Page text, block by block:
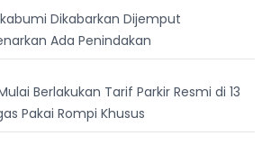
Dikabarkan Dijemput
Ada Penindakan
Berlakukan Tarif Parkir Resmi di 13
Pakai Rompi Khusus